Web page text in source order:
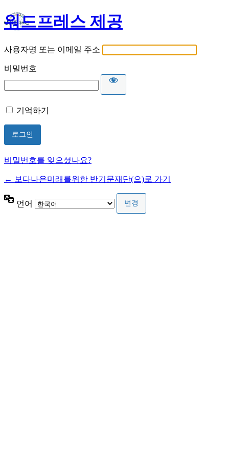
워드프레스 제공
사용자명 또는 이메일 주소
비밀번호
기억하기
비밀번호를 잊으셨나요?
← 보다나은미래를위한 반기문재단(으)로 가기
언어